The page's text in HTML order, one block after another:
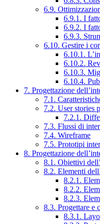
6.9.
6.9.1. I
6.9.2. I
6.9.3.
6.10. Gestire i
6.10.1.
6.10.2.
6.10.3.
6.10.4.
7. Progettazione
7.1.
7.2. User stories
7.2.1.
7.3. Flussi di
7.4. Wireframe
7.5. Prototipi
8. Progettazione
8.1. Obiettivi
8.2. Elementi
8.2.1.
8.2.2.
8.2.3.
8.3. Progettare e
8.3.1.